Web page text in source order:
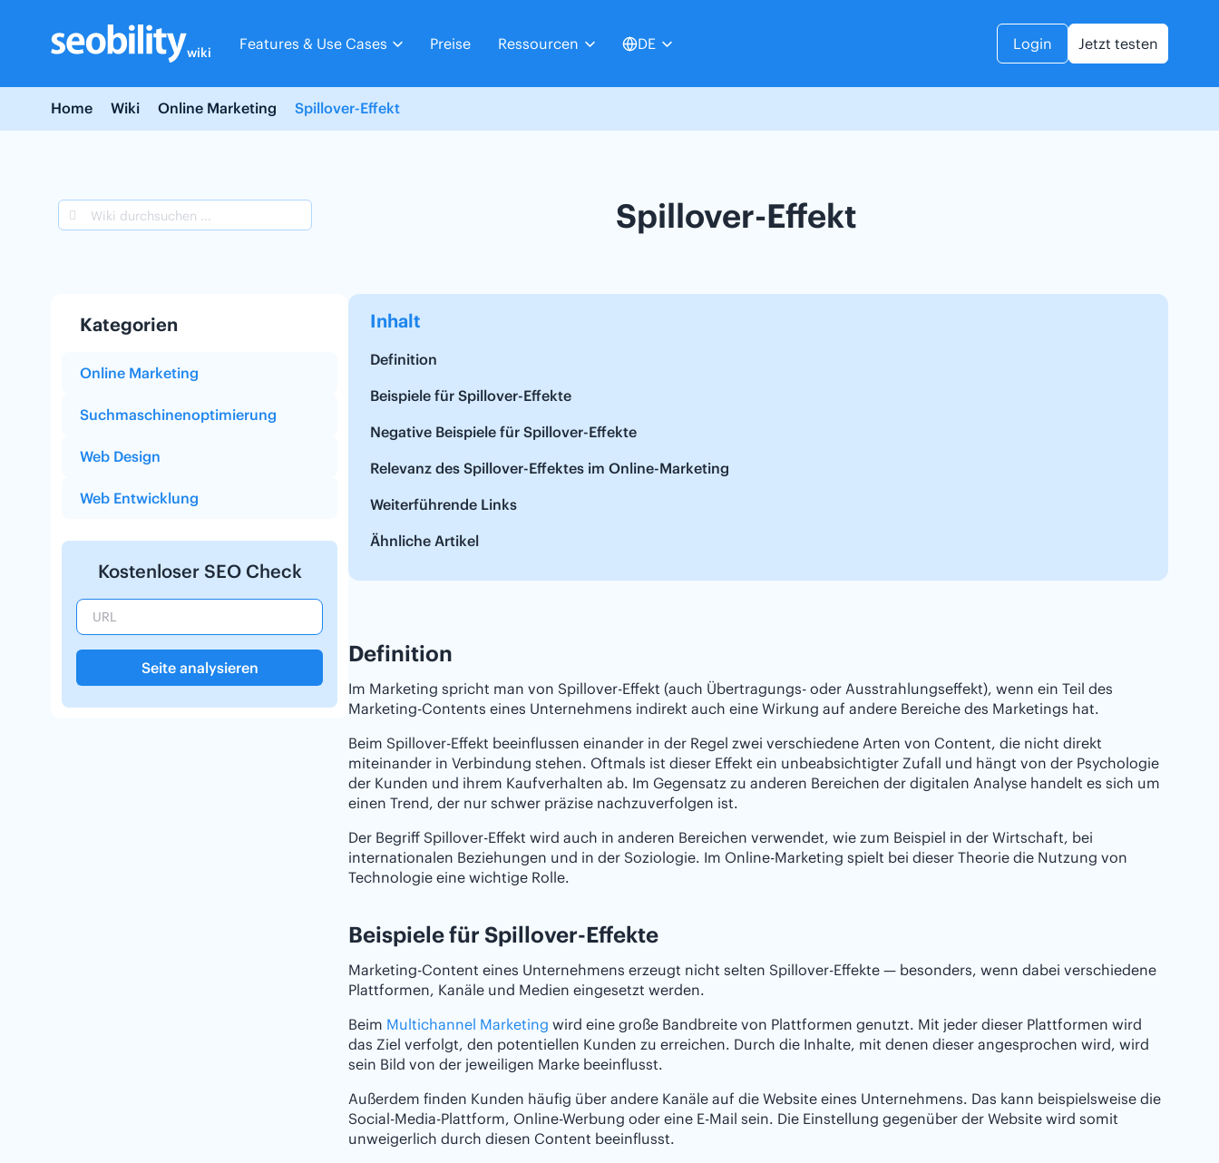
content
wiki Features & Use Cases Preise Ressourcen DE Login Jetzt testen
Home Wiki Online Marketing Spillover-Effekt
Spillover-Effekt
Kategorien
Online Marketing
Suchmaschinenoptimierung
Web Design
Web Entwicklung
Kostenloser SEO Check
Seite analysieren
Inhalt
Definition
Beispiele für Spillover-Effekte
Negative Beispiele für Spillover-Effekte
Relevanz des Spillover-Effektes im Online-Marketing
Weiterführende Links
Ähnliche Artikel
Definition
Im Marketing spricht man von Spillover-Effekt (auch Übertragungs- oder Ausstrahlungseffekt), wenn ein Teil des
Marketing-Contents eines Unternehmens indirekt auch eine Wirkung auf andere Bereiche des Marketings hat.
Beim Spillover-Effekt beeinflussen einander in der Regel zwei verschiedene Arten von Content, die nicht direkt
miteinander in Verbindung stehen. Oftmals ist dieser Effekt ein unbeabsichtigter Zufall und hängt von der Psychologie
der Kunden und ihrem Kaufverhalten ab. Im Gegensatz zu anderen Bereichen der digitalen Analyse handelt es sich um
einen Trend, der nur schwer präzise nachzuverfolgen ist.
Der Begriff Spillover-Effekt wird auch in anderen Bereichen verwendet, wie zum Beispiel in der Wirtschaft, bei
internationalen Beziehungen und in der Soziologie. Im Online-Marketing spielt bei dieser Theorie die Nutzung von
Technologie eine wichtige Rolle.
Beispiele für Spillover-Effekte
Marketing-Content eines Unternehmens erzeugt nicht selten Spillover-Effekte — besonders, wenn dabei verschiedene
Plattformen, Kanäle und Medien eingesetzt werden.
Beim Multichannel Marketing wird eine große Bandbreite von Plattformen genutzt. Mit jeder dieser Plattformen wird
das Ziel verfolgt, den potentiellen Kunden zu erreichen. Durch die Inhalte, mit denen dieser angesprochen wird, wird
sein Bild von der jeweiligen Marke beeinflusst.
Außerdem finden Kunden häufig über andere Kanäle auf die Website eines Unternehmens. Das kann beispielsweise die
Social-Media-Plattform, Online-Werbung oder eine E-Mail sein. Die Einstellung gegenüber der Website wird somit
unweigerlich durch diesen Content beeinflusst.